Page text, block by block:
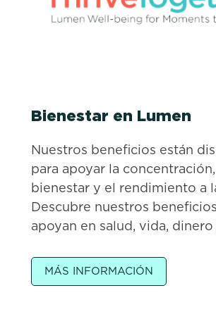
Bienestar en Lumen
Nuestros beneficios están
para apoyar la
bienestar y el rendimiento a
Descubre nuestros
apoyan en salud, vida,
MÁS INFORMACIÓN